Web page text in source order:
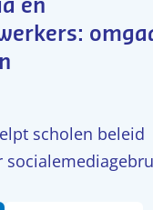
en
scholen beleid